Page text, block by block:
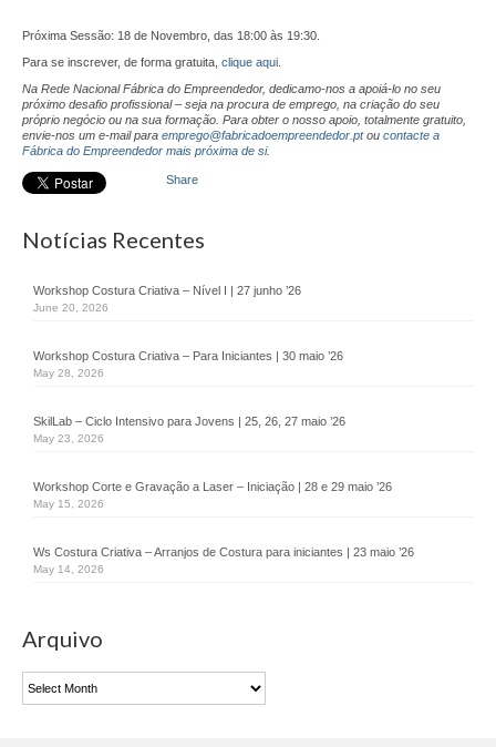
Áreas de Atuação
Empreendedorismo
Startlab
Go Empreende
Emprego
+Emprego
Job Pass
DLBC
Próxima Sessão: 18 de Novembro, das 18:00 às 19:30.
Para se inscrever, de forma gratuita, clique aqui
Na Rede Nacional Fábrica do Empreendedor, dedicamo-nos a apoiá-lo no seu
próximo desafio profissional – seja na procura de emprego, na criação do seu
próprio negócio ou na sua formação. Para obter o nosso apoio, totalmente gratuito,
envie-nos um e-mail para emprego@fabricadoempreendedor.ptou contacte a
Fábrica do Empreendedor mais próxima de si.
Share
Notícias Recentes
Workshop Costura Criativa – Nível I | 27 junho ’26
June 20, 2026
Workshop Costura Criativa – Para Iniciantes | 30 maio ’26
May 28, 2026
SkilLab – Ciclo Intensivo para Jovens | 25, 26, 27 maio ’26
May 23, 2026
Workshop Corte e Gravação a Laser – Iniciação | 28 e 29 maio ’26
May 15, 2026
Ws Costura Criativa – Arranjos de Costura para iniciantes | 23 maio ’26
May 14, 2026
Arquivo